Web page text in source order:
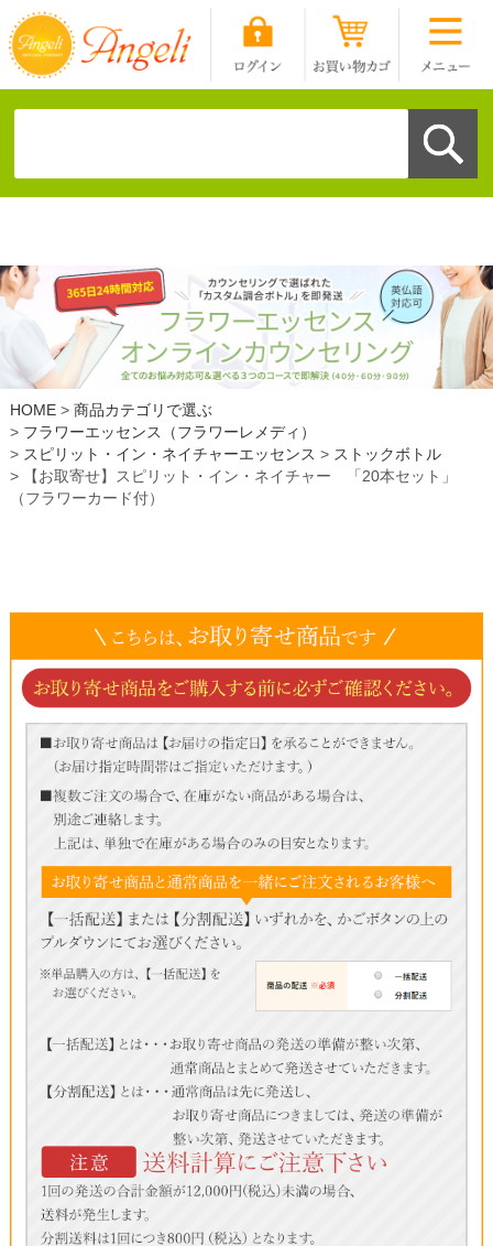
HOME
商品カテゴリで選ぶ
フラワーエッセンス（フラワーレメディ）
スピリット・イン・ネイチャーエッセンス
ストックボトル
【お取寄せ】スピリット・イン・ネイチャー 「20本セット」
（フラワーカード付）